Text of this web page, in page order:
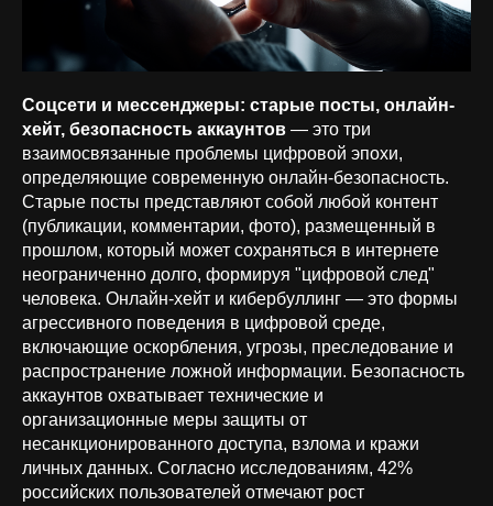
Соцсети и мессенджеры: старые посты, онлайн-
хейт, безопасность аккаунтов — это три
взаимосвязанные проблемы цифровой эпохи,
определяющие современную онлайн-безопасность.
Старые посты представляют собой любой контент
(публикации, комментарии, фото), размещенный в
прошлом, который может сохраняться в интернете
неограниченно долго, формируя "цифровой след"
человека. Онлайн-хейт и кибербуллинг — это формы
агрессивного поведения в цифровой среде,
включающие оскорбления, угрозы, преследование и
распространение ложной информации. Безопасность
аккаунтов охватывает технические и
организационные меры защиты от
несанкционированного доступа, взлома и кражи
личных данных. Согласно исследованиям, 42%
российских пользователей отмечают рост